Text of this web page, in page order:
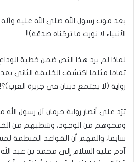
بعد موت رسول الله صلى الله عليه
الأنبياء لا نورث ما تركناه صدقة)!!.
لماذا لم يرد هذا النص ضمن خطبة
تماما مثلما اكتشف الخليفة الثاني
رواية (لا يجتمع دينان في جزيرة
يُرَد على أنصار رواية حرمان آل رسول
ومحوهم من الوجود، وشطبهم من
سابقا، والمهم أن القواعد المنظمة
آدم عليه السلام إلى محمد بن عبد